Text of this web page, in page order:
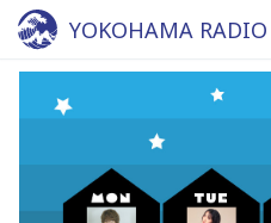
YOKOHAMA
yokohama 84.7